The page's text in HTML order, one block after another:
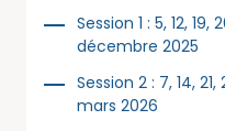
Session 1 : 5, 12,
décembre 2025
Session 2 : 7, 14,
mars 2026